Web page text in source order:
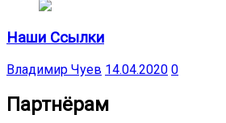
Наши Ссылки
Владимир Чуев 14.04.2020 0
Партнёрам